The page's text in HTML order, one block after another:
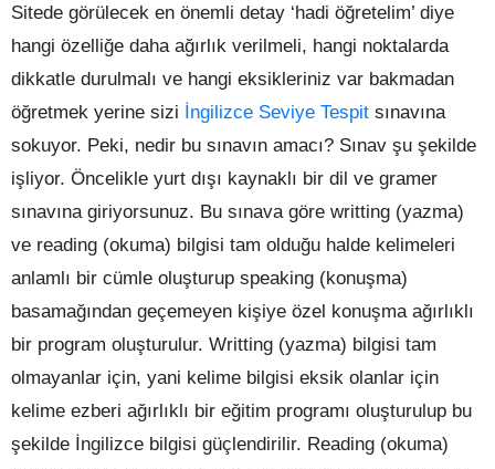
Sitede görülecek en önemli detay ‘hadi öğretelim’ diye
hangi özelliğe daha ağırlık verilmeli, hangi noktalarda
dikkatle durulmalı ve hangi eksikleriniz var bakmadan
öğretmek yerine sizi İngilizce Seviye Tespit sınavına
sokuyor. Peki, nedir bu sınavın amacı? Sınav şu şekilde
işliyor. Öncelikle yurt dışı kaynaklı bir dil ve gramer
sınavına giriyorsunuz. Bu sınava göre writting (yazma)
ve reading (okuma) bilgisi tam olduğu halde kelimeleri
anlamlı bir cümle oluşturup speaking (konuşma)
basamağından geçemeyen kişiye özel konuşma ağırlıklı
bir program oluşturulur. Writting (yazma) bilgisi tam
olmayanlar için, yani kelime bilgisi eksik olanlar için
kelime ezberi ağırlıklı bir eğitim programı oluşturulup bu
şekilde İngilizce bilgisi güçlendirilir. Reading (okuma)